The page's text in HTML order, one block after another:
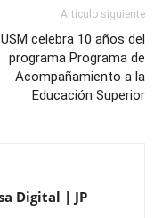
Artículo siguiente
USM celebra 10 años del
programa Programa de
Acompañamiento a la
Educación Superior
Digital | JP